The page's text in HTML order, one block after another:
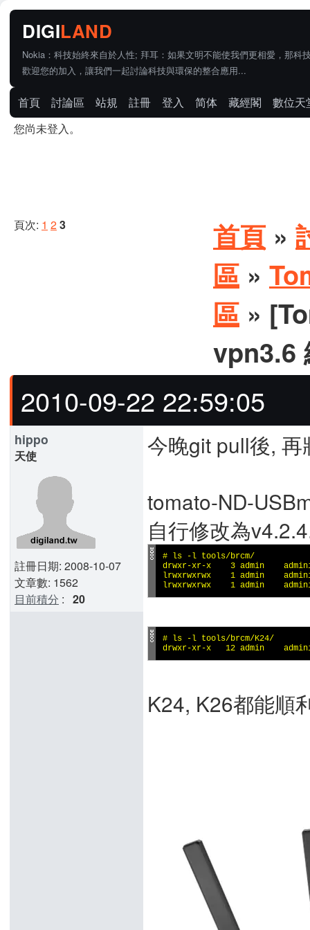
Nokia：科技始終來自於人性; 拜耳：如果文明不能使我們更相愛，那科
歡迎您的加入，讓我們一起討論科技與環保的整合應用...
首頁 討論區 站規 註冊 登入 简体 藏經閣
數位天
您尚未登入。
頁次: 1 23 首頁 »
區 »
區 »
vpn3.6
2010-09-22 22:59:05
hippo
天使
註冊日期: 2008-10-07
文章數: 1562
目前積分 : 20
今晚git pull後,
tomato-ND-
自行修改為
# ls -l tools/brcm/
drwxr-xr-x    3 admin
lrwxrwxrwx    1 admin
lrwxrwxrwx    1 admin
# ls -l tools/brcm/K24/
drwxr-xr-x   12 admin
K24, K26都能順